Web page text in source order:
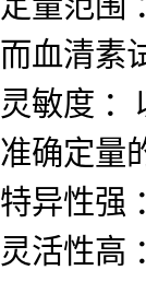
而血清素
灵敏度
准确定量
特异性强
灵活性高